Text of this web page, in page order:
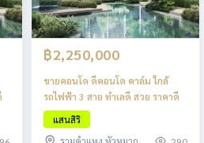
฿2,250,000
ขายคอนโด ดีคอนโด คาล์ม ใกล้
รถไฟฟ้า 3 สาย ทำเลดี สวย ราคาดี
แสนสิริ